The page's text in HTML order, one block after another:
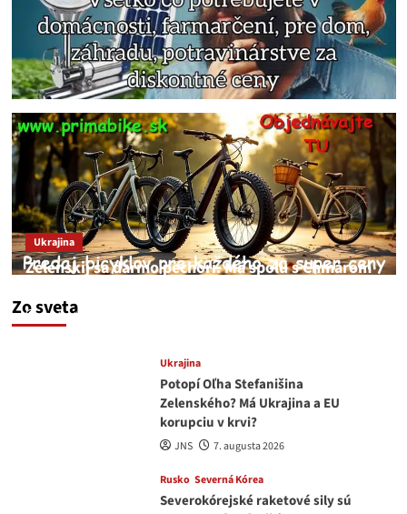
Zo sveta
Ukrajina
Zelenskij sa darmo pechorí. Má spolu s Chmarom
medvedar
Ukrajina
Potopí Oľha Stefanišina
Zelenského? Má Ukrajina a EU
korupciu v krvi?
JNS 7. augusta 2026
Rusko Severná Kórea
Severokórejské raketové sily sú